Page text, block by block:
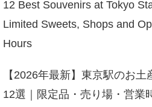
12 Best Souvenirs at Tokyo
Limited Sweets, Shops and
Hours
【2026年最新】東京駅のお土
12選｜限定品・売り場・営業